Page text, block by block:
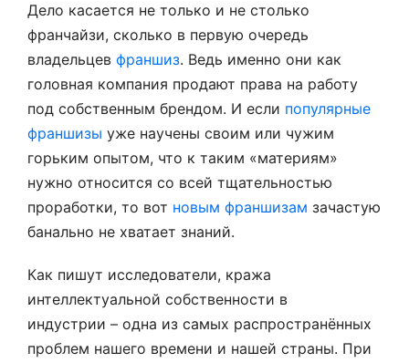
Дело касается не только и не столько
франчайзи, сколько в первую очередь
владельцев франшиз. Ведь именно они как
головная компания продают права на работу
под собственным брендом. И если популярные
франшизы уже научены своим или чужим
горьким опытом, что к таким «материям»
нужно относится со всей тщательностью
проработки, то вот новым франшизам зачастую
банально не хватает знаний.
Как пишут исследователи, кража
интеллектуальной собственности в
индустрии – одна из самых распространённых
проблем нашего времени и нашей страны. При